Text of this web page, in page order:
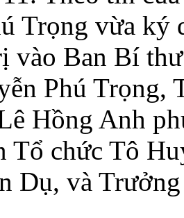
Trọng vừa ký
vào Ban Bí
Phú Trọng,
Hồng Anh
Tổ chức Tô
Dụ, và